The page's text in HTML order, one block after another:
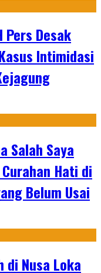
Pers Desak
Intimidasi
Salah Saya
Hati di
Belum Usai
di Nusa Loka